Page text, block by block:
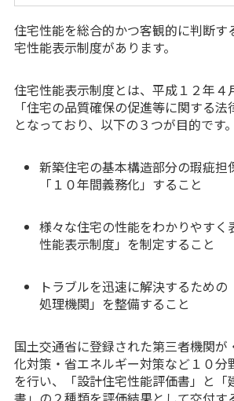
住宅性能を総合的かつ客観的に判断す
宅性能表示制度があります。
住宅性能表示制度とは、平成１２年４
「住宅の品質確保の促進等に関する
となっており、以下の３つが目的です。
新築住宅の基本構造部分の瑕疵担
「１０年間義務化」すること
様々な住宅の性能をわかりやすく
性能表示制度」を制定すること
トラブルを迅速に解決するため
処理機関」を整備すること
国土交通省に登録された第三者機関が
化対策・省エネルギー対策など１０分
を行い、「設計住宅性能評価書」と「